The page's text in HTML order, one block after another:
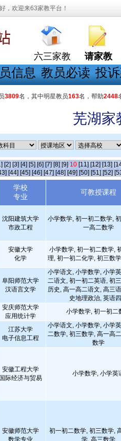
，欢迎来63家教平台！
六三家教 请家教
信息 教员必读 投
3809名，其中明星教员163名，帮助2448
芜湖家
[2] [3] [4] [5] [6] [7] [8] [9] 10 [11] [12] [13]
[44] [45] [46] [47] [48] [49] [50] [51] [52]
学校
专业
可教授课程
沈阳建筑大学
市政工程
小学数学, 初一初二数学,
一高二数学
安徽大学
化学
小学数学, 初一初二数学,
理, 初一初二化学, 初三数
阜阳师范大学
汉语言文学
小学语文, 小学数学, 小学
二语文, 初一初二英语, 初
历史, 高一高二语文, 高三
史地理政治, 英语
安庆师范大学
应用统计学
小学数学, 初一初二
江苏大学
电子信息工程
小学语文, 小学数学, 小学
二数学, 初三数学, 高一高
数学
安徽工程大学
国际经济与贸易
小学数学, 小学英
安徽师范大学
数学专业
初一初二数学, 初三数学,
学, 高三数学